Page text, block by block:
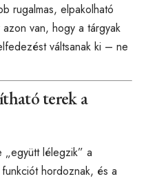
rugalmas, elpakolható
van, hogy a tárgyak
váltsanak ki – ne
terek a
lélegzik” a
hordoznak, és a